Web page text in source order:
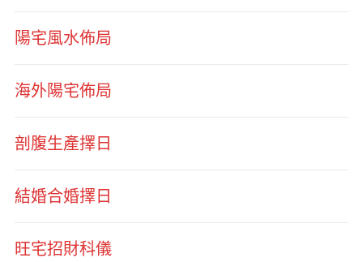
陽宅風水佈局
海外陽宅佈局
剖腹生產擇日
結婚合婚擇日
旺宅招財科儀